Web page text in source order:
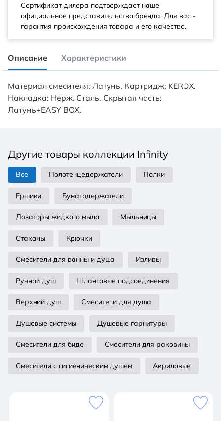
Сертификат дилера подтверждает наше
официальное представительство бренда. Для вас -
гарантия происхождения товара и его качества.
Описание Характеристики
Материал смесителя: Латунь. Картридж: KEROX.
Накладка: Нерж. Сталь. Скрытая часть:
Латунь+EASY BOX.
Другие товары коллекции Infinity
Все Полотенцедержатели Полки
Ершики Бумагодержатели
Дозаторы жидкого мыла Мыльницы
Стаканы Крючки
Смесители для ванны и душа Изливы
Ручной душ Шланговые подсоединения
Верхний душ Смесители для душа
Душевые системы Душевые гарнитуры
Смесители для биде Смесители для раковины
Смесители с гигиеническим душем Акриловые